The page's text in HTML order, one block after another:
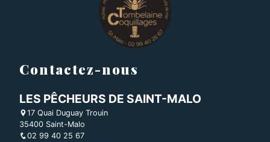
Contactez-nous
LES PÊCHEURS DE SAINT-MALO
17 Quai Duguay Trouin
35400 Saint-Malo
02 99 40 25 67